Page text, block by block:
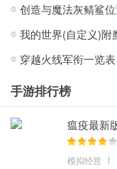
雪人矿工僵尸将触发
的战斗体验。
零付费深度体验：免
锁“金卡植物”
每款游戏的平均时间
地铁上下班的时候，
动态污染战场：污染
变和僵尸脱甲。
创造与魔法灰鲭鲨
穿越火线军衔一览
手游排行榜
瘟疫最新
模拟经营